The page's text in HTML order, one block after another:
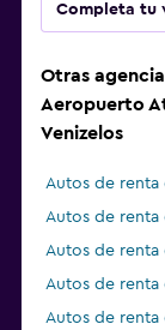
Completa tu
Otras
Aeropuerto
Venizelos
Autos de renta
Autos de renta
Autos de renta
Autos de renta
Autos de renta